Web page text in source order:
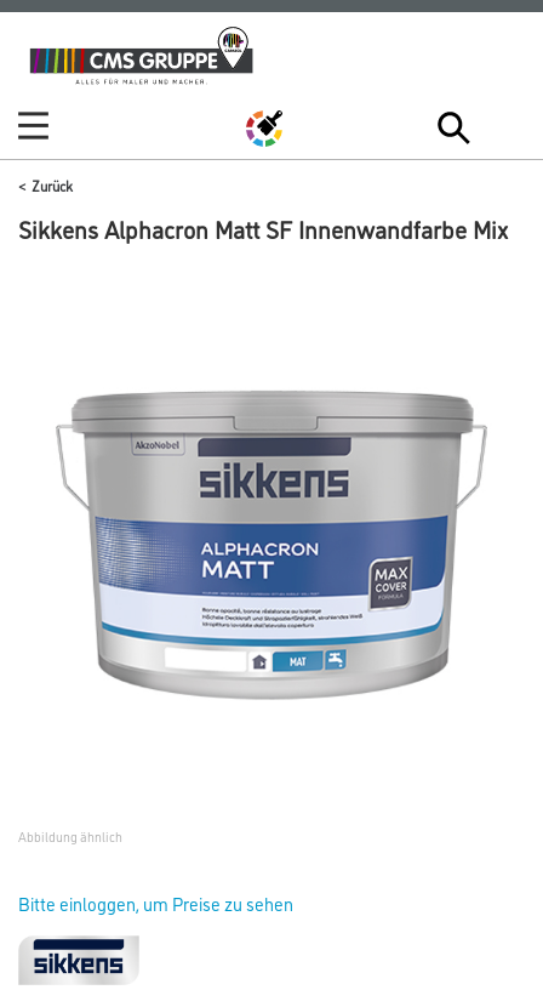
Zum
Inhalt
Zum
Navigationsmenü
Zurück
Sikkens Alphacron Matt SF Innenwandfarbe Mix
Abbildung ähnlich
Bitte einloggen, um Preise zu sehen